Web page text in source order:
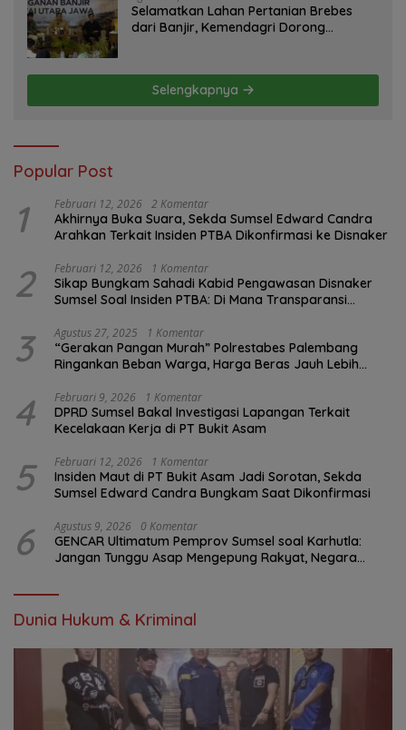
Selamatkan Lahan Pertanian Brebes
dari Banjir, Kemendagri Dorong
Selengkapnya
Popular Post
1 Februari 12, 2026 2 Komentar
Akhirnya Buka Suara, Sekda Sumsel Edward Candra
Arahkan Terkait Insiden PTBA Dikonfirmasi ke Disnaker
2 Februari 12, 2026 1 Komentar
Sikap Bungkam Sahadi Kabid Pengawasan Disnaker
Sumsel Soal Insiden PTBA: Di Mana Transparansi
3 Agustus 27, 2025 1 Komentar
“Gerakan Pangan Murah” Polrestabes Palembang
Ringankan Beban Warga, Harga Beras Jauh Lebih
4 Februari 9, 2026 1 Komentar
DPRD Sumsel Bakal Investigasi Lapangan Terkait
Kecelakaan Kerja di PT Bukit Asam
5 Februari 12, 2026 1 Komentar
Insiden Maut di PT Bukit Asam Jadi Sorotan, Sekda
Sumsel Edward Candra Bungkam Saat Dikonfirmasi
6 Agustus 9, 2026 0 Komentar
GENCAR Ultimatum Pemprov Sumsel soal Karhutla:
Jangan Tunggu Asap Mengepung Rakyat, Negara
Dunia Hukum & Kriminal